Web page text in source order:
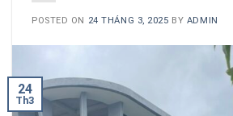
POSTED ON 24 THÁNG 3, 2025 BY ADMIN
24
Th3